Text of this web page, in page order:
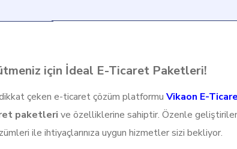
için İdeal E-Ticaret Paketleri!
çeken e-ticaret çözüm platformu Vikaon E-
paketleri ve özelliklerine sahiptir. Özenle
ile ihtiyaçlarınıza uygun hizmetler sizi bekliyor.